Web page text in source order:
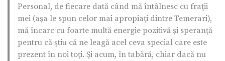
Personal, de fiecare dată când mă întâlnesc cu fraţii
mei (aşa le spun celor mai apropiaţi dintre Temerari),
mă încarc cu foarte multă energie pozitivă şi speranţă
pentru că ştiu că ne leagă acel ceva special care este
prezent în noi toţi. Şi acum, în tabără, chiar dacă nu